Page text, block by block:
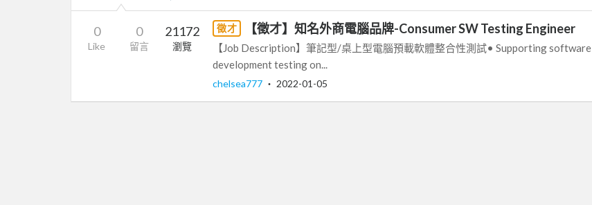
0
Like
0
留言
21172
瀏覽
徵才 【徵才】知名外商電腦品牌-Consumer SW Testing Engineer
【Job Description】筆記型/桌上型電腦預載軟體整合性測試• Supporting software
development testing on...
chelsea777 ‧ 2022-01-05